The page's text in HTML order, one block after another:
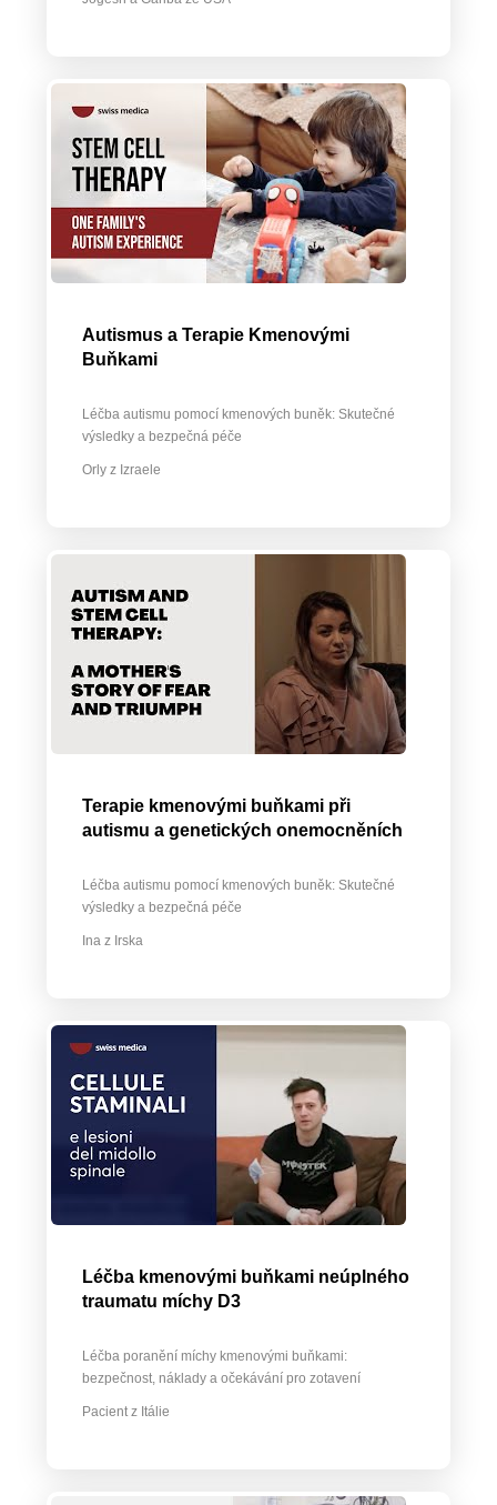
Autismus a Terapie Kmenovými
Buňkami
Léčba autismu pomocí kmenových buněk: Skutečné
výsledky a bezpečná péče
Orly z Izraele
Terapie kmenovými buňkami při
autismu a genetických onemocněních
Léčba autismu pomocí kmenových buněk: Skutečné
výsledky a bezpečná péče
Ina z Irska
Léčba kmenovými buňkami neúplného
traumatu míchy D3
Léčba poranění míchy kmenovými buňkami:
bezpečnost, náklady a očekávání pro zotavení
Pacient z Itálie